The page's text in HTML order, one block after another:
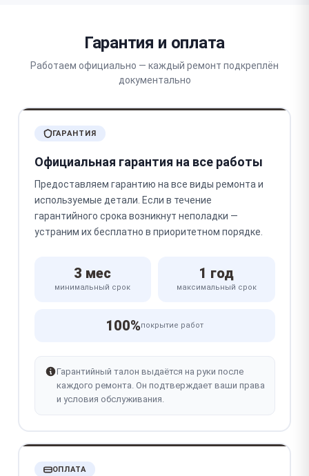
Гарантия и оплата
Работаем официально — каждый ремонт подкреплён
документально
ГАРАНТИЯ
Официальная гарантия на все работы
Предоставляем гарантию на все виды ремонта и
используемые детали. Если в течение
гарантийного срока возникнут неполадки —
устраним их бесплатно в приоритетном порядке.
3 мес
минимальный срок
1 год
максимальный срок
100%покрытие работ
Гарантийный талон выдаётся на руки после
каждого ремонта. Он подтверждает ваши права
и условия обслуживания.
ОПЛАТА